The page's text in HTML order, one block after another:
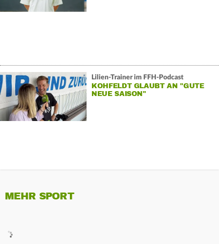
Lilien-Trainer im FFH-Podcast
KOHFELDT GLAUBT AN "GUTE
NEUE SAISON"
MEHR SPORT